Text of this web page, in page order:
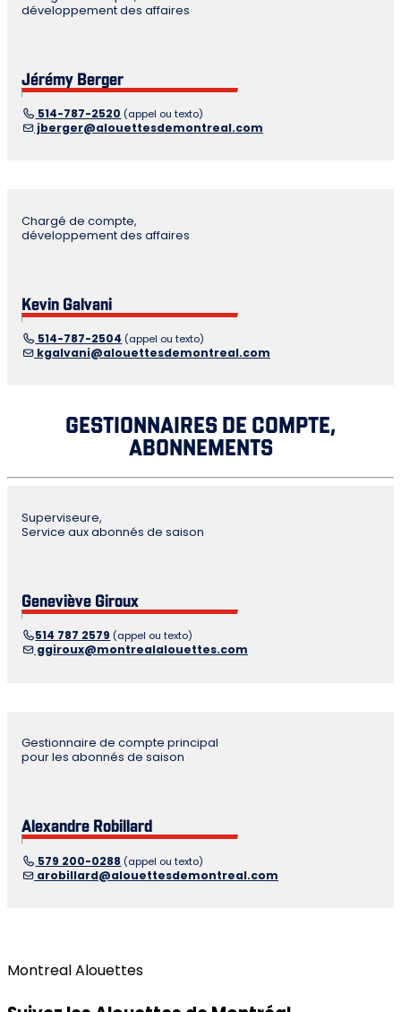
développement des affaires
Jérémy Berger
514-787-2520(appel ou texto)
jberger@alouettesdemontreal.com
Chargé de compte,
développement des affaires
Kevin Galvani
514-787-2504(appel ou texto)
kgalvani@alouettesdemontreal.com
GESTIONNAIRES DE COMPTE,
ABONNEMENTS
Superviseure,
Service aux abonnés de saison
Geneviève Giroux
514 787 2579(appel ou texto)
ggiroux@montrealalouettes.com
Gestionnaire de compte principal
pour les abonnés de saison
Alexandre Robillard
579 200-0288(appel ou texto)
arobillard@alouettesdemontreal.com
Montreal Alouettes